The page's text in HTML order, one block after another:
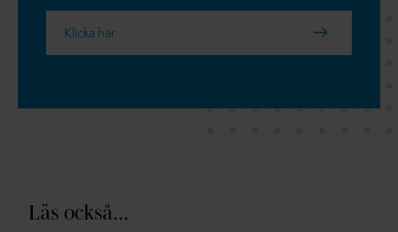
Klicka här
Läs också...